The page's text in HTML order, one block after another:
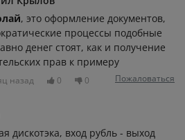
, это оформление документов,
процессы подобные
денег стоят, как и получение
прав к примеру
назад 0 0 Пожаловаться
дискотэка, вход рубль - выход